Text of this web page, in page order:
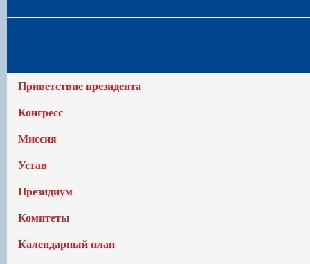
Приветствие президента
Конгресс
Миссия
Устав
Президиум
Комитеты
Календарный план